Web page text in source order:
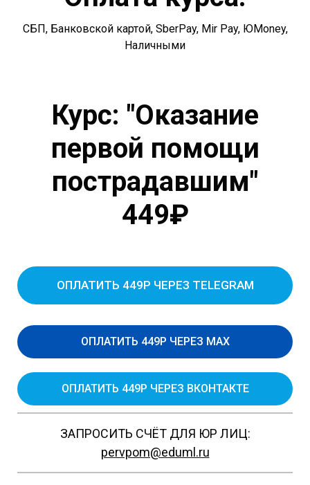
СБП, Банковской картой, SberPay, Mir Pay, ЮMoney,
Наличными
Курс: "Оказание
первой помощи
пострадавшим"
449₽
ОПЛАТИТЬ 449Р ЧЕРЕЗ TELEGRAM
ОПЛАТИТЬ 449Р ЧЕРЕЗ MAX
ОПЛАТИТЬ 449Р ЧЕРЕЗ ВКОНТАКТЕ
ЗАПРОСИТЬ СЧЁТ ДЛЯ ЮР ЛИЦ:
pervpom@eduml.ru